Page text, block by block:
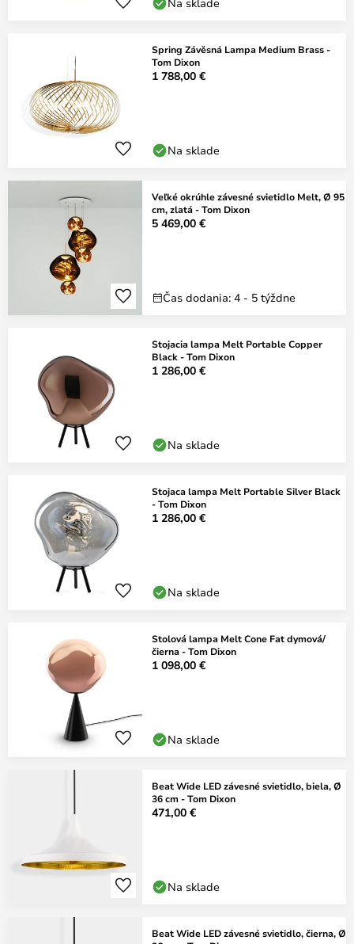
Spring Závěsná Lampa Medium Brass -
Tom Dixon
1 788,00 €
Na sklade
Veľké okrúhle závesné svietidlo Melt, Ø 95
cm, zlatá - Tom Dixon
5 469,00 €
Čas dodania: 4 - 5 týždne
Stojacia lampa Melt Portable Copper
Black - Tom Dixon
1 286,00 €
Na sklade
Stojaca lampa Melt Portable Silver Black
- Tom Dixon
1 286,00 €
Na sklade
Stolová lampa Melt Cone Fat dymová/
čierna - Tom Dixon
1 098,00 €
Na sklade
Beat Wide LED závesné svietidlo, biela, Ø
36 cm - Tom Dixon
471,00 €
Na sklade
Beat Wide LED závesné svietidlo, čierna, Ø